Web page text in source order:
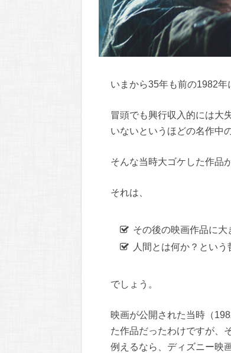
いまから35年も前の1982年
冒頭でも興行収入的には大
いないというほどの名作中
そんな当時大ゴケした作品
それは、
その後の映画作品に大
人間とは何か？とい
でしょう。
映画が公開された当時（
た作品だったわけですが、
例えるなら、ディズニー映